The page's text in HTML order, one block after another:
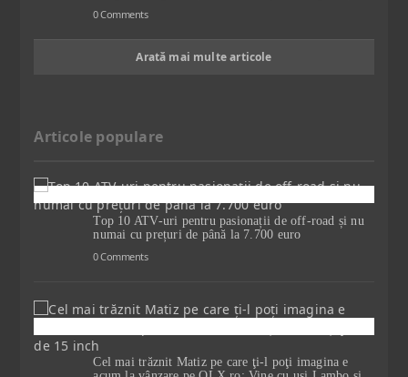
0 Comments
Arată mai multe articole
Articole populare
Top 10 ATV-uri pentru pasionații de off-road și nu
numai cu prețuri de până la 7.700 euro
0 Comments
Cel mai trăznit Matiz pe care ţi-l poţi imagina e